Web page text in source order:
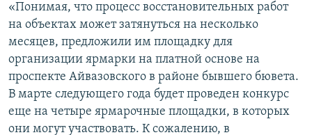
«Понимая, что процесс восстановительных работ
на объектах может затянуться на несколько
месяцев, предложили им площадку для
организации ярмарки на платной основе на
проспекте Айвазовского в районе бывшего бювета.
В марте следующего года будет проведен конкурс
еще на четыре ярмарочные площадки, в которых
они могут участвовать. К сожалению, в